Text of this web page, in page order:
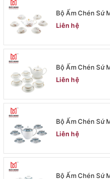
Bộ Ấm Chén Sứ
Liên hệ
Bộ Ấm Chén Sứ
Liên hệ
Bộ Ấm Chén Sứ
Liên hệ
Bộ Ấm Chén Sứ